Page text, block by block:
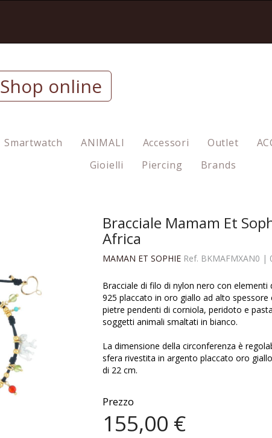
Shop online
Smartwatch ANIMALI Accessori Outlet
Gioielli
Piercing Brands
Bracciale Mamam Et
Africa
MAMAN ET SOPHIE Ref. BKMAFMXAN0 |
Bracciale di filo di nylon nero con
925 placcato in oro giallo ad alto spessore
pietre pendenti di corniola, peridoto e
soggetti animali smaltati in bianco.
La dimensione della circonferenza è
sfera rivestita in argento placcato oro
di 22 cm.
Prezzo
155,00 €